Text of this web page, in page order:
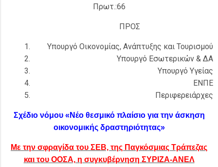
Πρωτ.:66
ΠΡΟΣ
Υπουργό Οικονομίας, Ανάπτυξης και Τουρισμού
Υπουργό Εσωτερικών & ΔΑ
Υπουργό Υγείας
ΕΝΠΕ
Περιφερειάρχες
Σχέδιο νόμου «Νέο θεσμικό πλαίσιο για την άσκηση
οικονομικής δραστηριότητας»
Με την σφραγίδα του ΣΕΒ, της Παγκόσμιας Τράπεζας
και του ΟΟΣΑ, η συγκυβέρνηση ΣΥΡΙΖΑ-ΑΝΕΛ